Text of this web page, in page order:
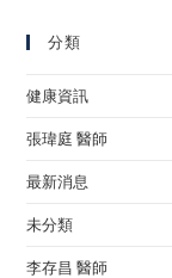
分類
健康資訊
張瑋庭 醫師
最新消息
未分類
李存昌 醫師